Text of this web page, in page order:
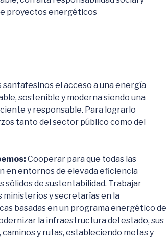
proyectos energéticos
el acceso a una energía
sostenible y moderna siendo una
y responsable. Para lograrlo
tanto del sector público como del
Cooperar para que todas las
en entornos de elevada eficiencia
de sustentabilidad. Trabajar
y secretarías en la
basadas en un programa energético de
la infraestructura del estado, sus
y rutas, estableciendo metas y